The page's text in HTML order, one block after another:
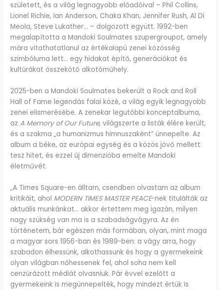
született, és a világ legnagyobb előadóival – Phil Collins,
Lionel Richie, Ian Anderson, Chaka Khan, Jennifer Rush, Al Di
Meola, Steve Lukather… – dolgozott együtt. 1992-ben
megalapította a Mandoki Soulmates szupergroupot, amely
mára vitathatatlanul az értékalapú zenei közösség
szimbóluma lett… egy hidakat építő, generációkat és
kultúrákat összekötő alkotóműhely.
2025-ben a Mandoki Soulmates bekerült a Rock and Roll
Hall of Fame legendás falai közé, a világ egyik legnagyobb
zenei elismerésébe. A zenekar legutóbbi konceptalbuma,
azA Memory of Our Future, világszerte a listák élére került,
és a szakma „a humanizmus himnuszaként” ünnepelte. Az
album a béke, az európai egység és a közös jövő mellett
tesz hitet, és ezzel új dimenzióba emelte Mandoki
életművét.
„A Times Square-en álltam, csendben olvastam az album
kritikáit, ahol MODERN TIMES MASTER PEACE-nek titulálták az
aktuális munkánkat… akkor értettem meg igazán, milyen
nagy szükség van ma is a szabadságvágyra. Az én
történetem, bár egészen más formában, olyan, mint maga
a magyar sors 1956-ban és 1989-ben: a vágy arra, hogy
szabadon élhessünk, alkothassunk és hogy a gyermekeink
olyan világban nőhessenek fel, ahol soha nem kell
cenzúrázott médiát olvasniuk. Pár évvel ezelőtt a
gyermekeink is megünnepelték, hogy mindezt értük is